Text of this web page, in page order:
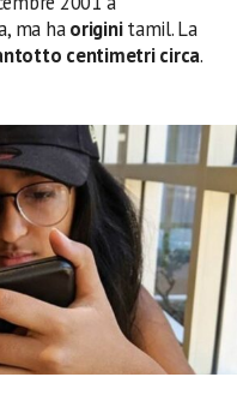
ma haoriginitamil. La
centimetri circa.